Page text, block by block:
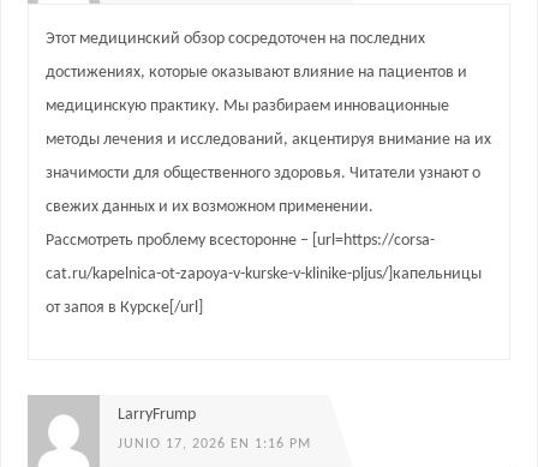
Этот медицинский обзор сосредоточен на последних
достижениях, которые оказывают влияние на пациентов и
медицинскую практику. Мы разбираем инновационные
методы лечения и исследований, акцентируя внимание на их
значимости для общественного здоровья. Читатели узнают о
свежих данных и их возможном применении.
Рассмотреть проблему всесторонне – [url=https://corsa-
cat.ru/kapelnica-ot-zapoya-v-kurske-v-klinike-pljus/]капельницы
от запоя в Курске[/url]
LarryFrump
JUNIO 17, 2026 EN 1:16 PM